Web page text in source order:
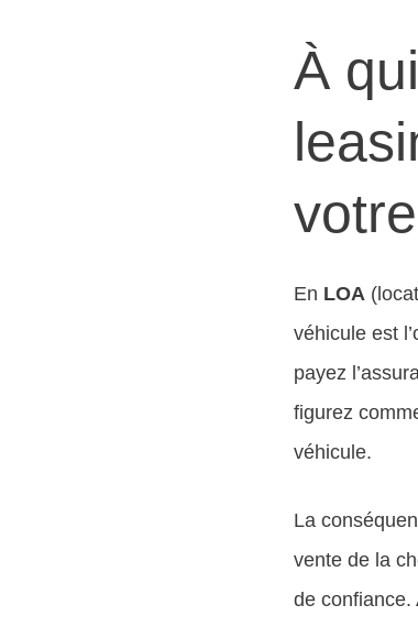
À
En LOA
véhicule est
payez
figurez
véhicule.
La
vente de la
de confiance.